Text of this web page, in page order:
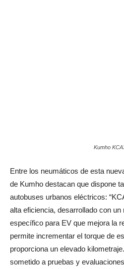
Kumho
Entre los neumáticos de esta
de Kumho destacan que dispone
autobuses urbanos eléctricos:
alta eficiencia, desarrollado con
específico para EV que mejora la
permite incrementar el torque de
proporciona un elevado
sometido a pruebas y